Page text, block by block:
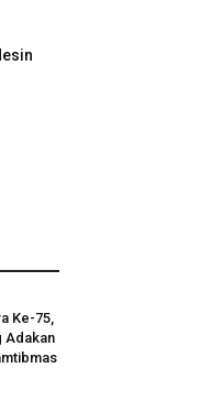
Ke-75,
Adakan